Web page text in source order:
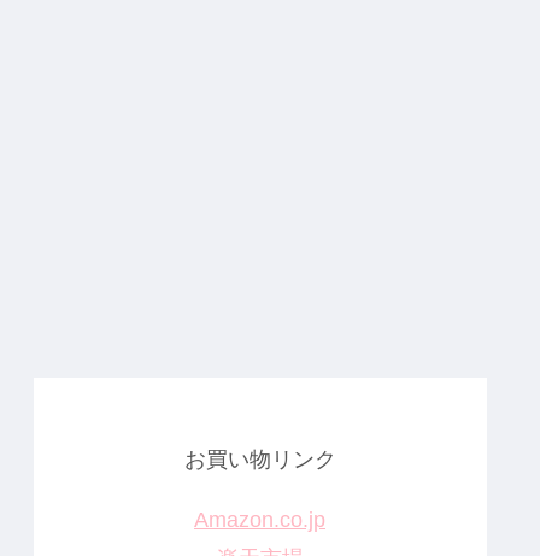
お買い物リンク
Amazon.co.jp